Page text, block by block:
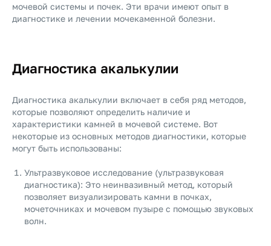
мочевой системы и почек. Эти врачи имеют опыт в
диагностике и лечении мочекаменной болезни.
Диагностика акалькулии
Диагностика акалькулии включает в себя ряд методов,
которые позволяют определить наличие и
характеристики камней в мочевой системе. Вот
некоторые из основных методов диагностики, которые
могут быть использованы:
Ультразвуковое исследование (ультразвуковая
диагностика): Это неинвазивный метод, который
позволяет визуализировать камни в почках,
мочеточниках и мочевом пузыре с помощью звуковых
волн.